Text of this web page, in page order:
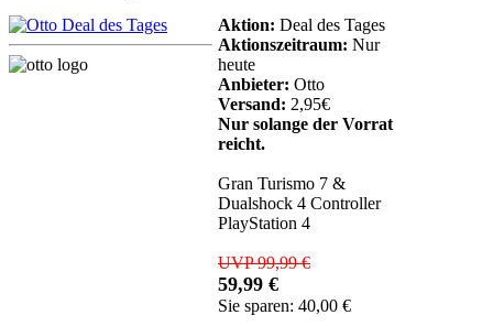
Aktion: Deal des Tages
Aktionszeitraum: Nur
heute
Anbieter: Otto
Versand: 2,95€
Nur solange der Vorrat
reicht.
Gran Turismo 7 &
Dualshock 4 Controller
PlayStation 4
UVP 99,99 €
59,99 €
Sie sparen: 40,00 €